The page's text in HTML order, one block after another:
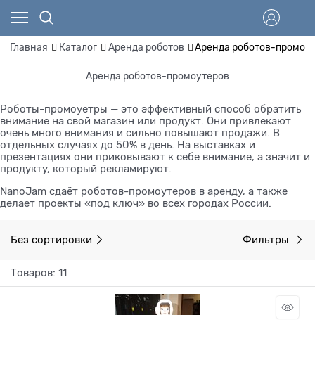
Главная Каталог Аренда роботов Аренда роботов-
Аренда роботов-промоутеров
Роботы-промоуетры — это эффективный способ обратить
внимание на свой магазин или продукт. Они привлекают
очень много внимания и сильно повышают продажи. В
отдельных случаях до 50% в день. На выставках и
презентациях они приковывают к себе внимание, а значит и
продукту, который рекламируют.
NanoJam сдаёт роботов-промоутеров в аренду, а также
делает проекты «под ключ» во всех городах России.
Без сортировки Фильтры
Товаров: 11